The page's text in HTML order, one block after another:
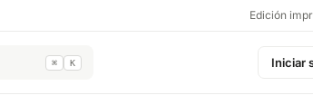
Edición
⌘ K Iniciar